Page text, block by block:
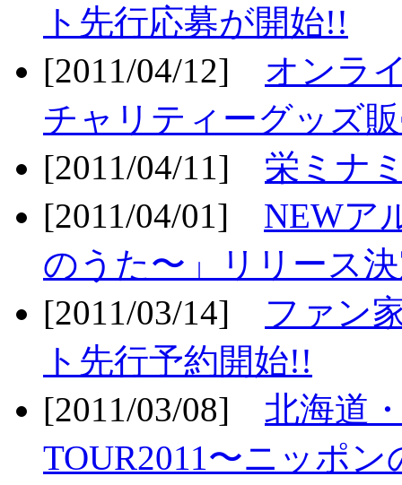
ト先行応募が開始!!
[2011/04/12] オンラ
チャリティーグッズ
[2011/04/11] 栄ミナ
[2011/04/01] NEWア
のうた〜」リリース
[2011/03/14] ファン
ト先行予約開始!!
[2011/03/08] 北海道
TOUR2011〜ニッポ